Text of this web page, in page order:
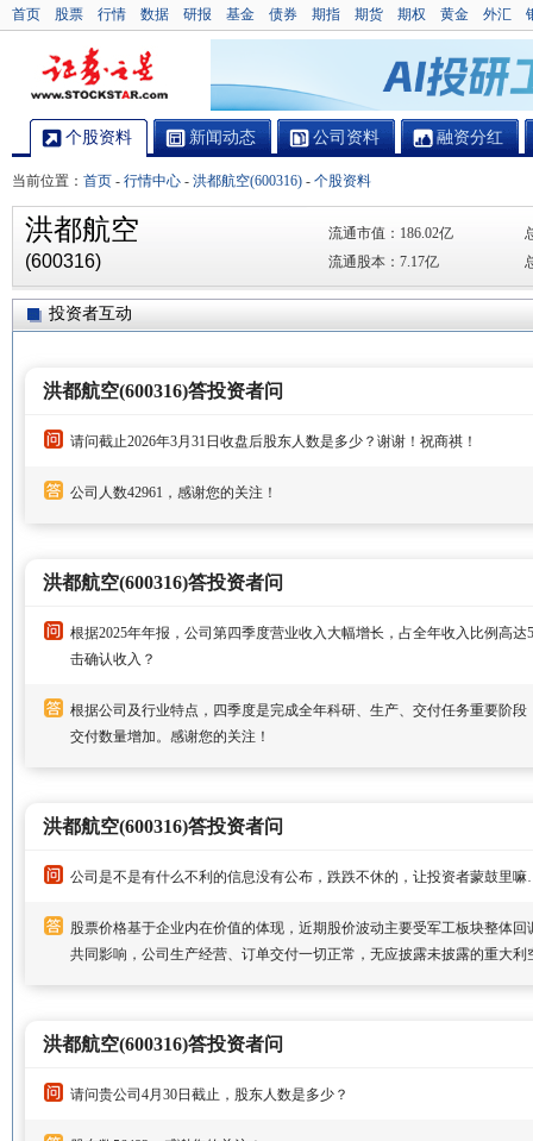
首页 股票 行情 数据 研报 基金 债券 期指 期货 期权 黄金 外汇
个股资料 新闻动态 公司资料 融资分红
当前位置： 首页 - 行情中心 - 洪都航空(600316) - 个股资料
洪都航空
(600316)
流通市值： 186.02亿
流通股本： 7.17亿
投资者互动
洪都航空(600316)答投资者问
请问截止2026年3月31日收盘后股东人数是多少？谢谢！祝商祺！
公司人数42961，感谢您的关注！
洪都航空(600316)答投资者问
根据2025年年报，公司第四季度营业收入大幅增长，占全年收入比例高达
击确认收入？
根据公司及行业特点，四季度是完成全年科研、生产、交付任务重要阶
交付数量增加。感谢您的关注！
洪都航空(600316)答投资者问
公司是不是有什么不利的信息没有公布，跌跌不休的，让投资者蒙鼓里
股票价格基于企业内在价值的体现，近期股价波动主要受军工板块整体
共同影响，公司生产经营、订单交付一切正常，无应披露未披露的重大
洪都航空(600316)答投资者问
请问贵公司4月30日截止，股东人数是多少？